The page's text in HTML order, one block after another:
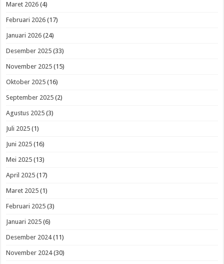
Maret 2026 (4)
Februari 2026 (17)
Januari 2026 (24)
Desember 2025 (33)
November 2025 (15)
Oktober 2025 (16)
September 2025 (2)
Agustus 2025 (3)
Juli 2025 (1)
Juni 2025 (16)
Mei 2025 (13)
April 2025 (17)
Maret 2025 (1)
Februari 2025 (3)
Januari 2025 (6)
Desember 2024(11)
November 2024(30)